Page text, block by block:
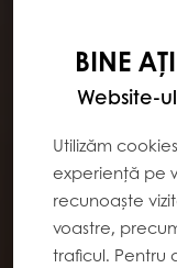
BINE
Website-
Utilizăm
experiență pe
recunoaște
voastre,
traficul. Pentru